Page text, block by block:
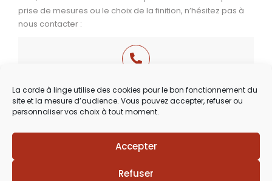
La corde à linge utilise des cookies pour le bon fonctionnement du
site et la mesure d’audience. Vous pouvez accepter, refuser ou
personnaliser vos choix à tout moment.
Accepter
Refuser
prise de mesures ou le choix de la finition, n’hésitez pas à
nous contacter :
03 29 60 49 17
Du Mardi au Samedi
de 9h30 à 12h00 & de 14h00 à 18h30
Lézards